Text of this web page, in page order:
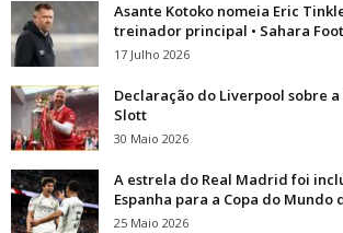
Asante Kotoko nomeia Eric
treinador principal • Sahara
17 Julho 2026
Declaração do Liverpool sobre
Slott
30 Maio 2026
A estrela do Real Madrid foi
Espanha para a Copa do Mundo
25 Maio 2026